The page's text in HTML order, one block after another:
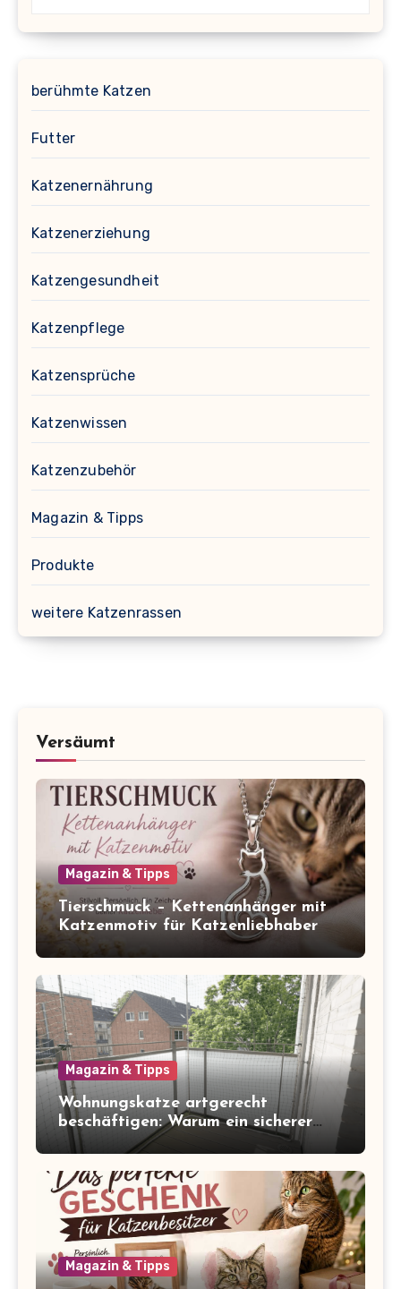
berühmte Katzen
Futter
Katzenernährung
Katzenerziehung
Katzengesundheit
Katzenpflege
Katzensprüche
Katzenwissen
Katzenzubehör
Magazin & Tipps
Produkte
weitere Katzenrassen
Versäumt
Magazin & Tipps
Tierschmuck – Kettenanhänger mit
Katzenmotiv für Katzenliebhaber
Magazin & Tipps
Wohnungskatze artgerecht
beschäftigen: Warum ein sicherer
Balkon zum Freigang dazugehört
Magazin & Tipps